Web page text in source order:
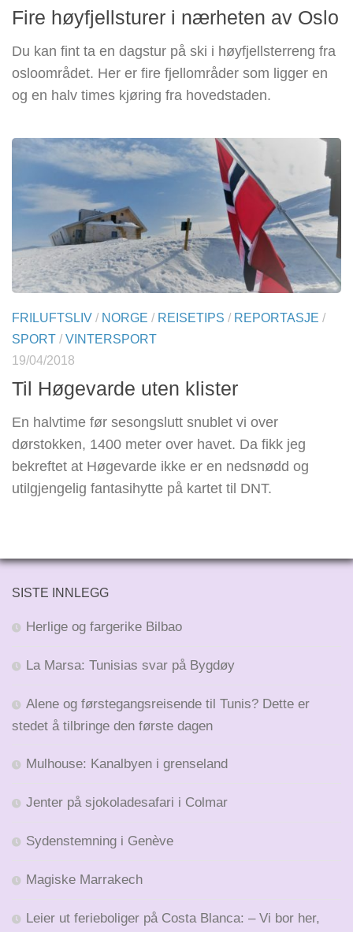
Fire høyfjellsturer i nærheten av Oslo
Du kan fint ta en dagstur på ski i høyfjellsterreng fra
osloområdet. Her er fire fjellområder som ligger en
og en halv times kjøring fra hovedstaden.
FRILUFTSLIV / NORGE / REISETIPS / REPORTASJE /
SPORT / VINTERSPORT
19/04/2018
Til Høgevarde uten klister
En halvtime før sesongslutt snublet vi over
dørstokken, 1400 meter over havet. Da fikk jeg
bekreftet at Høgevarde ikke er en nedsnødd og
utilgjengelig fantasihytte på kartet til DNT.
SISTE INNLEGG
Herlige og fargerike Bilbao
La Marsa: Tunisias svar på Bygdøy
Alene og førstegangsreisende til Tunis? Dette er
stedet å tilbringe den første dagen
Mulhouse: Kanalbyen i grenseland
Jenter på sjokoladesafari i Colmar
Sydenstemning i Genève
Magiske Marrakech
Leier ut ferieboliger på Costa Blanca: – Vi bor her,